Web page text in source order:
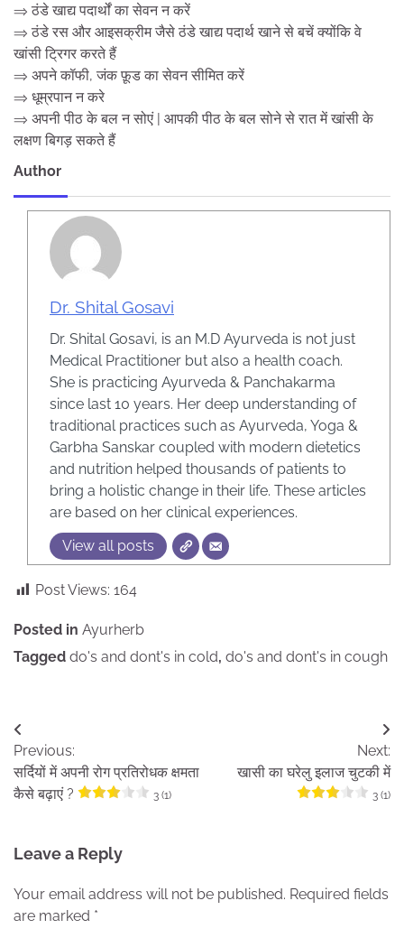
⇒ ठंडे खाद्य पदार्थों का सेवन न करें
⇒ ठंडे रस और आइसक्रीम जैसे ठंडे खाद्य पदार्थ खाने से बचें क्योंकि वे
खांसी ट्रिगर करते हैं
⇒ अपने कॉफी, जंक फ़ूड का सेवन सीमित करें
⇒ धूम्रपान न करे
⇒ अपनी पीठ के बल न सोएं | आपकी पीठ के बल सोने से रात में खांसी के
लक्षण बिगड़ सकते हैं
Author
Dr. Shital Gosavi
Dr. Shital Gosavi, is an M.D Ayurveda is not just
Medical Practitioner but also a health coach.
She is practicing Ayurveda & Panchakarma
since last 10 years. Her deep understanding of
traditional practices such as Ayurveda, Yoga &
Garbha Sanskar coupled with modern dietetics
and nutrition helped thousands of patients to
bring a holistic change in their life. These articles
are based on her clinical experiences.
View all posts
Post Views: 164
Posted in Ayurherb
Tagged do's and dont's in cold, do's and dont's in cough
Post
navigation
Previous:
सर्दियों में अपनी रोग प्रतिरोधक क्षमता
कैसे बढ़ाएं ?
3 (1)
Next:
खासी का घरेलु इलाज चुटकी में
3 (1)
Leave a Reply
Your email address will not be published. Required fields
are marked *